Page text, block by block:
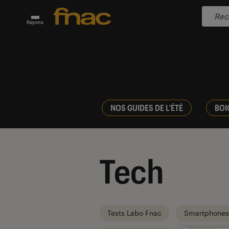
Rayons
NOS GUIDES DE L'ÉTÉ
Tech
Tests Labo Fnac Smartphones